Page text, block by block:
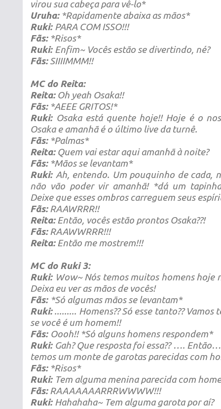
virou sua cabeça para vê-lo*
Uruha:*Rapidamente abaixa as mãos*
Ruki: PARA COM ISSO!!!
Fãs:*Risos*
Ruki: Enfim~ Vocês estão se divertindo, né?
Fãs:SIIIIMMM!!
MC do Reita:
Reita:Oh yeah Osaka!!
Fãs:*AEEE GRITOS!*
Ruki: Osaka está quente hoje!! Hoje é o
Osaka e amanhã é o último live da turnê.
Fãs:*Palmas*
Reita:Quem vai estar aqui amanhã à noite?
Fãs:*Mãos se levantam*
Ruki: Ah, entendo. Um pouquinho de cada,
não vão poder vir amanhã! *dá um
Deixe que esses ombros carreguem seus
Fãs:RAAWRRR!!
Reita:Então, vocês estão prontos Osaka??!
Fãs:RAAWWRRR!!!
Reita:Então me mostrem!!!
MC do Ruki 3:
Ruki: Wow~ Nós temos muitos homens hoje
Deixa eu ver as mãos de vocês!
Fãs: *Só algumas mãos se levantam*
Ruki:......... Homens?? Só esse tanto??
se você é um homem!!
Fãs: Oooh!! *Só alguns homens respondem*
Ruki: Gah? Que resposta foi essa?? ….
temos um monte de garotas parecidas com
Fãs:*Risos*
Ruki: Tem alguma menina parecida com
Fãs:RAAAAAAARRRWWWW!!!
Ruki: Hahahaha~ Tem alguma garota por aí?